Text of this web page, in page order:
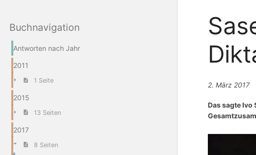
Buchnavigation
Antworten nach Jahr
2011
1 Seite
2015
13 Seiten
2017
8 Seiten
2. März 2017
Das sagte